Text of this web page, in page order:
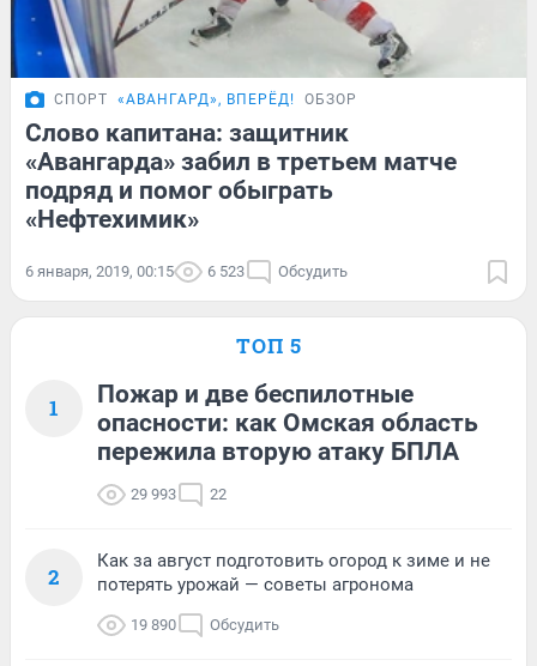
СПОРТ «АВАНГАРД», ВПЕРЁД! ОБЗОР
Слово капитана: защитник
«Авангарда» забил в третьем матче
подряд и помог обыграть
«Нефтехимик»
6 января, 2019, 00:15 6 523 Обсудить
ТОП 5
1
Пожар и две беспилотные
опасности: как Омская область
пережила вторую атаку БПЛА
29 993 22
2
Как за август подготовить огород к зиме и не
потерять урожай — советы агронома
19 890 Обсудить